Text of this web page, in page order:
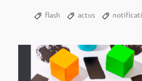
flash actus